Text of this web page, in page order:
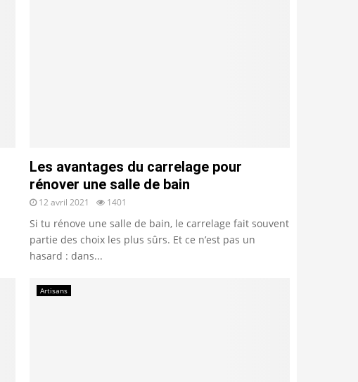
Les avantages du carrelage pour
rénover une salle de bain
12 avril 2021 1401
Si tu rénove une salle de bain, le carrelage fait souvent
partie des choix les plus sûrs. Et ce n’est pas un
hasard : dans...
Artisans